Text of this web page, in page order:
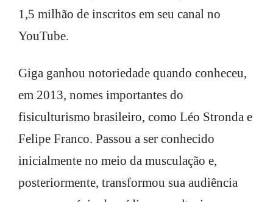
1,5 milhão de inscritos em seu canal no
YouTube.
Giga ganhou notoriedade quando conheceu,
em 2013, nomes importantes do
fisiculturismo brasileiro, como Léo Stronda e
Felipe Franco. Passou a ser conhecido
inicialmente no meio da musculação e,
posteriormente, transformou sua audiência